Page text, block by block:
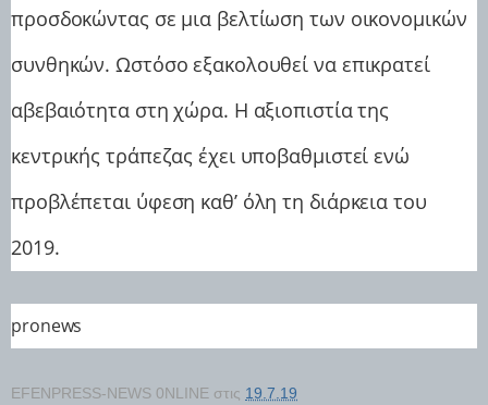
προσδοκώντας σε μια βελτίωση των οικονομικών
συνθηκών. Ωστόσο εξακολουθεί να επικρατεί
αβεβαιότητα στη χώρα. Η αξιοπιστία της
κεντρικής τράπεζας έχει υποβαθμιστεί ενώ
προβλέπεται ύφεση καθ’ όλη τη διάρκεια του
2019.
pronews
EFENPRESS-NEWS 0NLINE στις 19.7.19